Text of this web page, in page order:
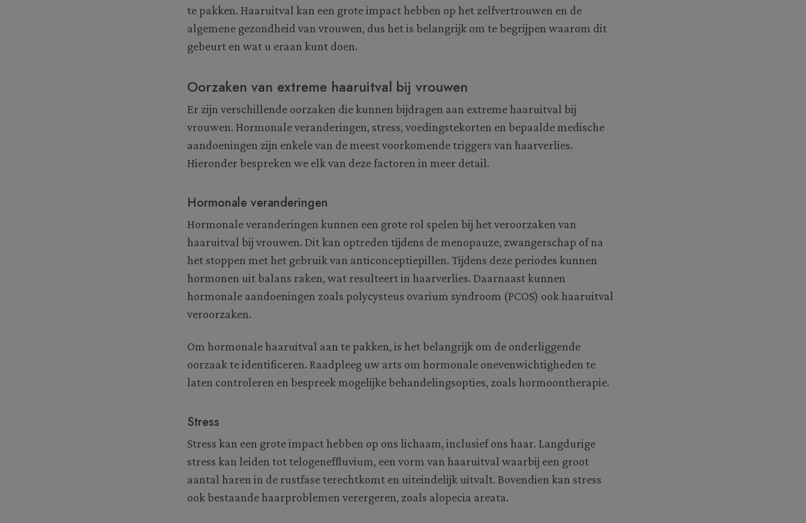
te pakken. Haaruitval kan een grote impact hebben op het zelfvertrouwen en de
algemene gezondheid van vrouwen, dus het is belangrijk om te begrijpen waarom dit
gebeurt en wat u eraan kunt doen.
Oorzaken van extreme haaruitval bij vrouwen
Er zijn verschillende oorzaken die kunnen bijdragen aan extreme haaruitval bij
vrouwen. Hormonale veranderingen, stress, voedingstekorten en bepaalde medische
aandoeningen zijn enkele van de meest voorkomende triggers van haarverlies.
Hieronder bespreken we elk van deze factoren in meer detail.
Hormonale veranderingen
Hormonale veranderingen kunnen een grote rol spelen bij het veroorzaken van
haaruitval bij vrouwen. Dit kan optreden tijdens de menopauze, zwangerschap of na
het stoppen met het gebruik van anticonceptiepillen. Tijdens deze periodes kunnen
hormonen uit balans raken, wat resulteert in haarverlies. Daarnaast kunnen
hormonale aandoeningen zoals polycysteus ovarium syndroom (PCOS) ook haaruitval
veroorzaken.
Om hormonale haaruitval aan te pakken, is het belangrijk om de onderliggende
oorzaak te identificeren. Raadpleeg uw arts om hormonale onevenwichtigheden te
laten controleren en bespreek mogelijke behandelingsopties, zoals hormoontherapie.
Stress
Stress kan een grote impact hebben op ons lichaam, inclusief ons haar. Langdurige
stress kan leiden tot telogeneffluvium, een vorm van haaruitval waarbij een groot
aantal haren in de rustfase terechtkomt en uiteindelijk uitvalt. Bovendien kan stress
ook bestaande haarproblemen verergeren, zoals alopecia areata.